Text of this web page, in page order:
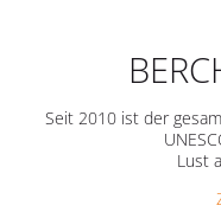
Seit 2010 ist der
Lust